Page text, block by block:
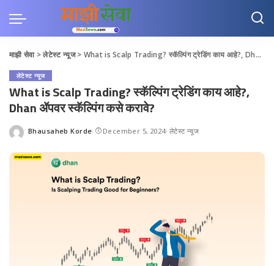
माझी सेवा>लेटेस्ट न्यूज> What is Scalp Trading? स्कॅल्पिंग ट्रेडिंग काय आहे?, Dhan ॲपवर स्कॅल्पिंग कसे करावे?
लेटेस्ट न्यूज
What is Scalp Trading? स्कॅल्पिंग ट्रेडिंग काय आहे?,
Dhan ॲपवर स्कॅल्पिंग कसे करावे?
Posted
Bhausaheb Korde December 5, 2024 लेटेस्ट न्यूज